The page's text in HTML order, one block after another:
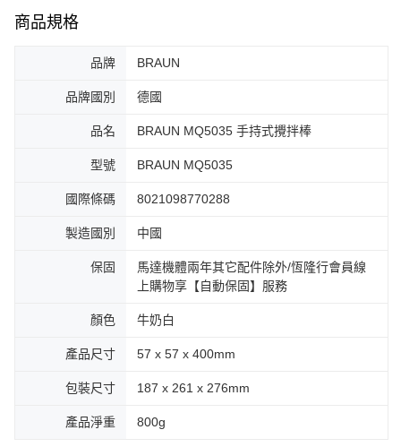
商品規格
品牌 BRAUN
品牌國別 德國
品名 BRAUN MQ5035 手持式攪拌棒
型號 BRAUN MQ5035
國際條碼 8021098770288
製造國別 中國
保固
馬達機體兩年其它配件除外/恆隆行會員線
上購物享【自動保固】服務
顏色 牛奶白
產品尺寸 57 x 57 x 400mm
包裝尺寸 187 x 261 x 276mm
產品淨重 800g